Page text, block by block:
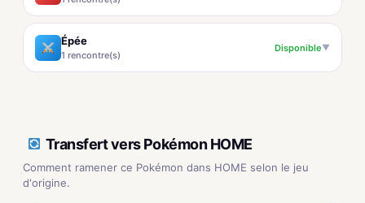
Épée
1 rencontre(s)
Disponible▼
Transfert vers Pokémon HOME
Comment ramener ce Pokémon dans HOME selon le jeu
d'origine.